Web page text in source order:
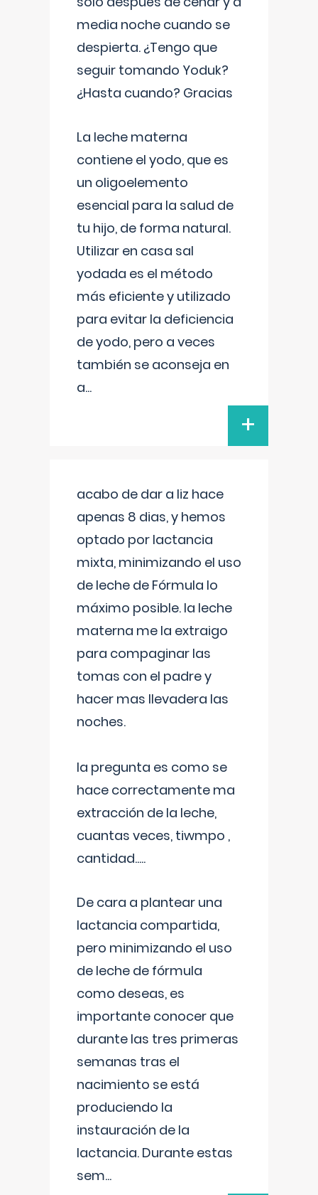
media noche cuando se
despierta. ¿Tengo que
seguir tomando Yoduk?
¿Hasta cuando? Gracias
La leche materna
contiene el yodo, que es
un oligoelemento
esencial para la salud de
tu hijo, de forma natural.
Utilizar en casa sal
yodada es el método
más eficiente y utilizado
para evitar la deficiencia
de yodo, pero a veces
también se aconseja en
a...
+
acabo de dar a liz hace
apenas 8 dias, y hemos
optado por lactancia
mixta, minimizando el uso
de leche de Fórmula lo
máximo posible. la leche
materna me la extraigo
para compaginar las
tomas con el padre y
hacer mas llevadera las
noches.
la pregunta es como se
hace correctamente ma
extracción de la leche,
cuantas veces, tiwmpo ,
cantidad.....
De cara a plantear una
lactancia compartida,
pero minimizando el uso
de leche de fórmula
como deseas, es
importante conocer que
durante las tres primeras
semanas tras el
nacimiento se está
produciendo la
instauración de la
lactancia. Durante estas
sem...